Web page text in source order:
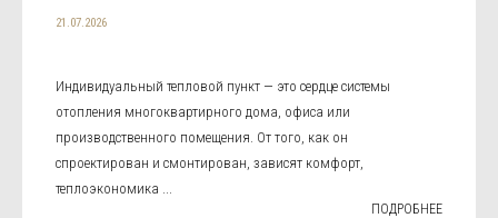
21.07.2026
Индивидуальный тепловой пункт — это сердце системы
отопления многоквартирного дома, офиса или
производственного помещения. От того, как он
спроектирован и смонтирован, зависят комфорт,
теплоэкономика ...
ПОДРОБНЕЕ